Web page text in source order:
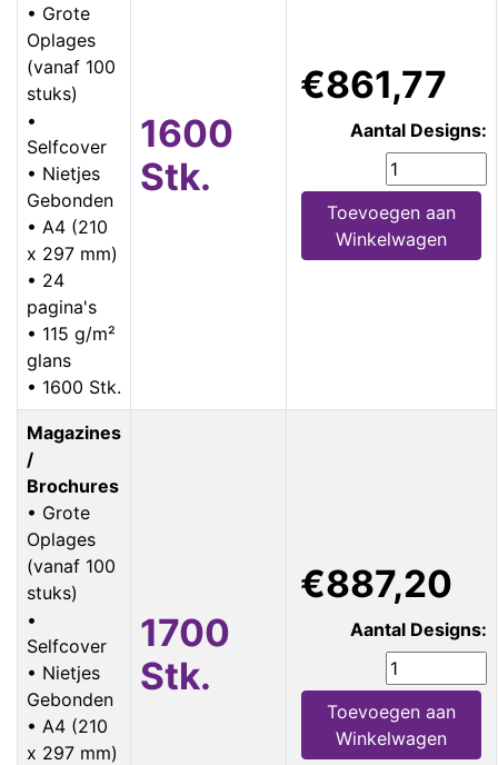
• Grote
Oplages
(vanaf 100
stuks)
•
Selfcover
• Nietjes
Gebonden
• A4 (210
x 297 mm)
• 24
pagina's
• 115 g/m²
glans
• 1600 Stk.
1600
Stk.
€861,77
Aantal Designs:
Toevoegen aan
Winkelwagen
Magazines
/
Brochures
• Grote
Oplages
(vanaf 100
stuks)
•
Selfcover
• Nietjes
Gebonden
• A4 (210
x 297 mm)
1700
Stk.
€887,20
Aantal Designs:
Toevoegen aan
Winkelwagen